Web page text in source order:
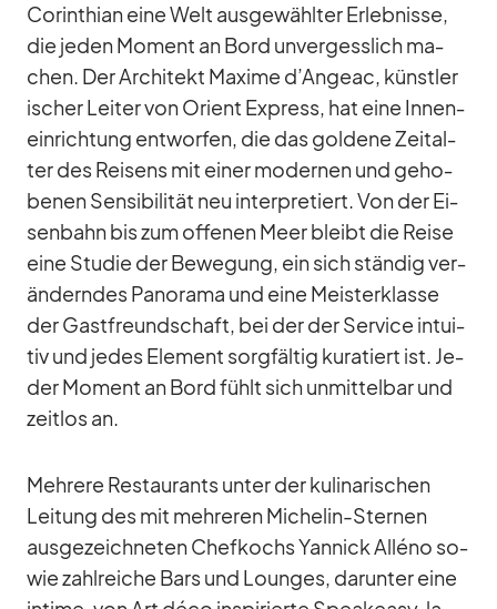
Co­rin­thian eine Welt aus­ge­wähl­ter Er­leb­nisse,
die je­den Mo­ment an Bord un­ver­gess­lich ma­
chen. Der Ar­chi­tekt Ma­xime d’An­geac, künst­le­r
i­scher Lei­ter von Ori­ent Ex­press, hat eine In­nen­
ein­rich­tung ent­wor­fen, die das gol­dene Zeit­al­
ter des Rei­sens mit ei­ner mo­der­nen und ge­ho­
be­nen Sen­si­bi­li­tät neu in­ter­pre­tiert. Von der Ei­
sen­bahn bis zum of­fe­nen Meer bleibt die Reise
eine Stu­die der Be­we­gung, ein sich stän­dig ver­
än­dern­des Pan­orama und eine Meis­ter­klasse
der Gast­freund­schaft, bei der der Ser­vice in­tui­
tiv und je­des Ele­ment sorg­fäl­tig ku­ra­tiert ist. Je­
der Mo­ment an Bord fühlt sich un­mit­tel­bar und
zeit­los an.
Meh­rere Re­stau­rants un­ter der ku­li­na­ri­schen
Lei­tung des mit meh­re­ren Mi­che­lin-Ster­nen
aus­ge­zeich­ne­ten Chef­kochs Yan­nick Al­léno so­
wie zahl­rei­che Bars und Loun­ges, dar­un­ter eine